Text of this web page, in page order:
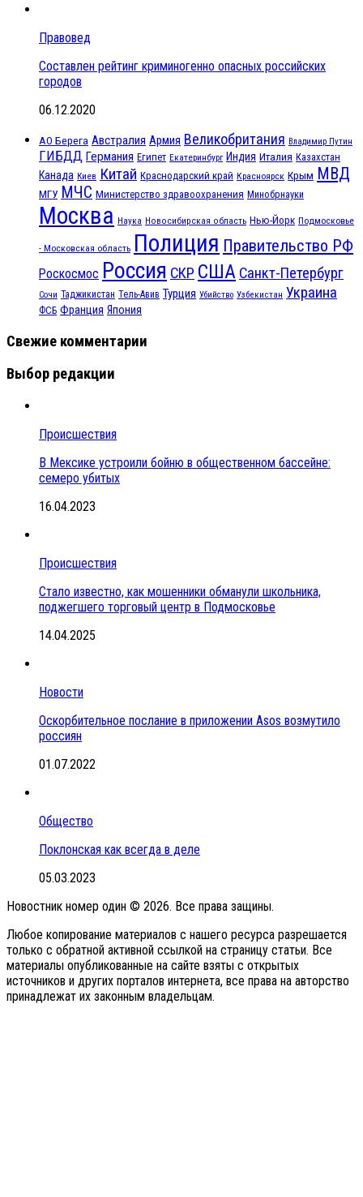
Правовед
Составлен рейтинг криминогенно опасных российских
городов
06.12.2020
АО Берега Австралия Армия Великобритания Владимир Путин
ГИБДД Германия Египет Екатеринбург Индия Италия Казахстан
Канада Киев Китай Краснодарский край Красноярск Крым МВД
МГУ МЧС Министерство здравоохранения Минобрнауки
Москва Наука Новосибирская область Нью-Йорк Подмосковье
- Московская область Полиция Правительство РФ
Роскосмос Россия СКР США Санкт-Петербург
Сочи Таджикистан Тель-Авив Турция Убийство Узбекистан Украина
ФСБ Франция Япония
Свежие комментарии
Выбор редакции
Происшествия
В Мексике устроили бойню в общественном бассейне:
семеро убитых
16.04.2023
Происшествия
Стало известно, как мошенники обманули школьника,
поджегшего торговый центр в Подмосковье
14.04.2025
Новости
Оскорбительное послание в приложении Asos возмутило
россиян
01.07.2022
Общество
Поклонская как всегда в деле
05.03.2023
Новостник номер один © 2026. Все права защины.
Любое копирование материалов с нашего ресурса разрешается
только с обратной активной ссылкой на страницу статьи. Все
материалы опубликованные на сайте взяты с открытых
источников и других порталов интернета, все права на авторство
принадлежат их законным владельцам.